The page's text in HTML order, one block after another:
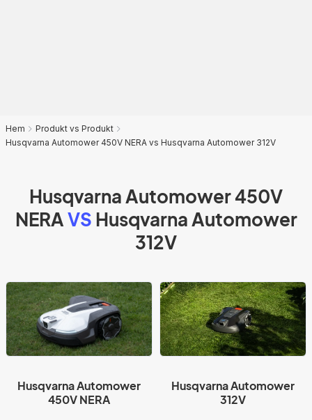
Hem
Produkt vs Produkt
Husqvarna Automower 450V NERA vs Husqvarna Automower 312V
Husqvarna Automower 450V
NERAVS Husqvarna Automower
312V
Husqvarna Automower
450V NERA
Husqvarna Automower
312V